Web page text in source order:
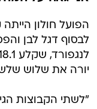
הפועל חולון
יורה את שלוש
"לשתי הקבוצות